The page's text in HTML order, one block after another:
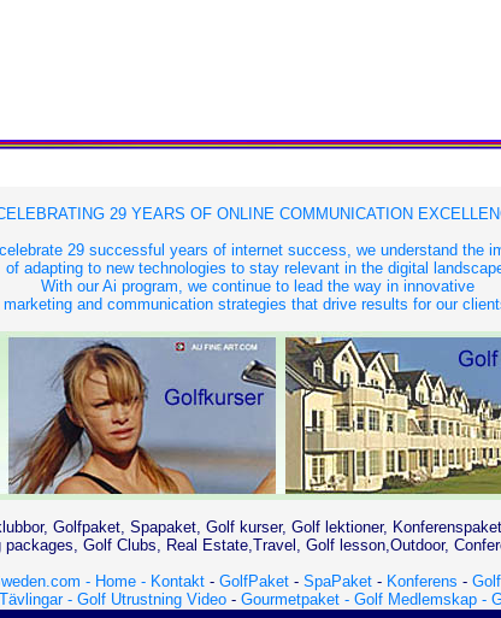
29 YEARS OF ONLINE COMMUNICATION
29 successful years of internet success, we understand the
of adapting to new technologies to stay relevant in the digital
With our Ai program, we continue to lead the way in innovative
marketing and communication strategies that drive results for our
Golfpaket, Spapaket, Golf kurser, Golf lektioner,
Golf Clubs, Real Estate,Travel, Golf lesson,Outdoor,
- Home - Kontakt - GolfPaket - SpaPaket - Konferens -
- Golf Utrustning Video - Gourmetpaket - Golf Medlemskap -